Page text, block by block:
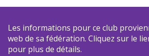
Les informations pour ce club
web de sa fédération. Cliquez sur le
pour plus de détails.